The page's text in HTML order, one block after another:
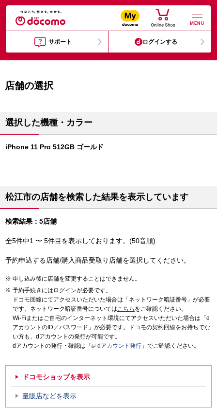
MENU
サポート ログインする
店舗の選択
選択した機種・カラー
iPhone 11 Pro 512GB ゴールド
松江市の店舗を検索した結果を表示しています
検索結果：5店舗
全5件中1 〜 5件目を表示しております。(50音順)
予約申込する店舗/購入商品受取り店舗を選択してください。
申し込み後に店舗を変更することはできません。
予約手続きにはログインが必要です。
ドコモ回線にてアクセスいただいた場合は「ネットワーク暗証番号」が必要
です。ネットワーク暗証番号についてはこちら をご確認ください。
Wi-Fiまたはご自宅のインターネット環境にてアクセスいただいた場合は「d
アカウントのID／パスワード」が必要です。ドコモの契約回線をお持ちでな
い方も、dアカウントの発行が可能です。
dアカウントの発行・確認は「
dアカウント発行 」でご確認ください。
ドコモショップを表示
量販店などを表示